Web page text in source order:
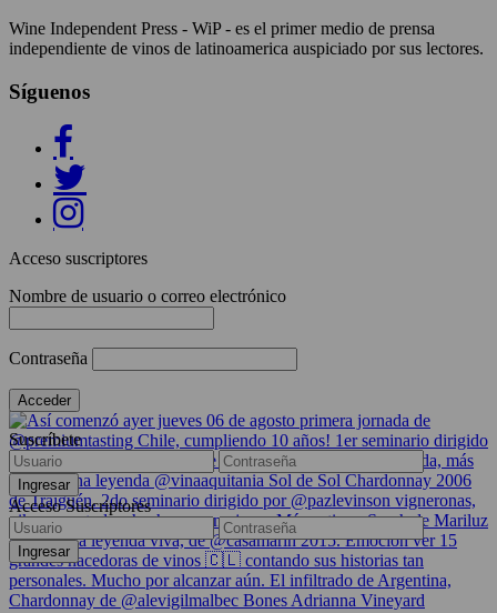
Wine Independent Press - WiP - es el primer medio de prensa
independiente de vinos de latinoamerica auspiciado por sus lectores.
Síguenos
Acceso suscriptores
Nombre de usuario o correo electrónico
Contraseña
Suscríbete
Acceso Suscriptores